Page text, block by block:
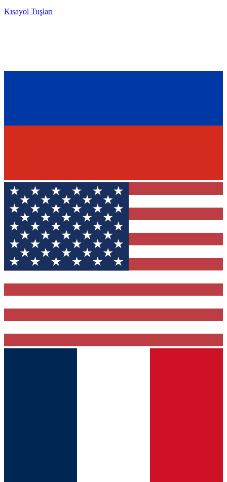
Kısayol Tuşları